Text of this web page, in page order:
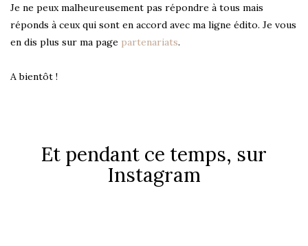
Je ne peux malheureusement pas répondre à tous mais
réponds à ceux qui sont en accord avec ma ligne édito. Je vous
en dis plus sur ma page partenariats.
A bientôt !
Et pendant ce temps, sur
Instagram